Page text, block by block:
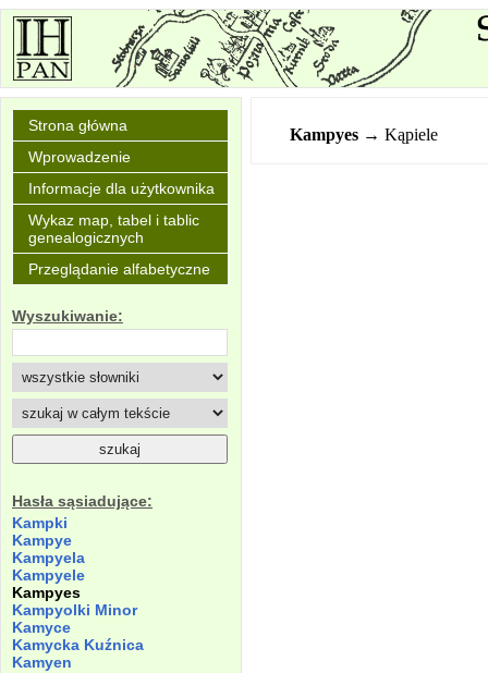
Strona główna
Wprowadzenie
Informacje dla użytkownika
Wykaz map, tabel i tablic
genealogicznych
Przeglądanie alfabetyczne
Wyszukiwanie:
Hasła sąsiadujące:
Kampki
Kampye
Kampyela
Kampyele
Kampyes
Kampyolki Minor
Kamyce
Kamycka Kuźnica
Kamyen
Kampyes → Kąpiele